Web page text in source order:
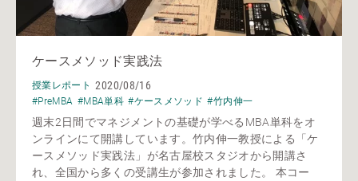
ケースメソッド実践法
授業レポート 2020/08/16
#PreMBA #MBA単科 #ケースメソッド #竹内伸一
週末2日間でマネジメントの基礎が学べるMBA単科をオ
ンラインにて開講しています。竹内伸一教授による「ケ
ースメソッド実践法」が名古屋校スタジオから開講さ
れ、全国から多くの受講生が参加されました。 本コー